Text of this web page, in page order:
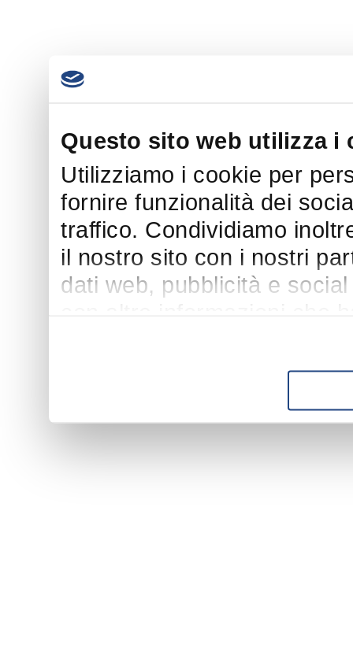
Questo sito web utilizza i
Utilizziamo i cookie per
fornire funzionalità dei
traffico. Condividiamo
il nostro sito con i nostri
dati web, pubblicità e